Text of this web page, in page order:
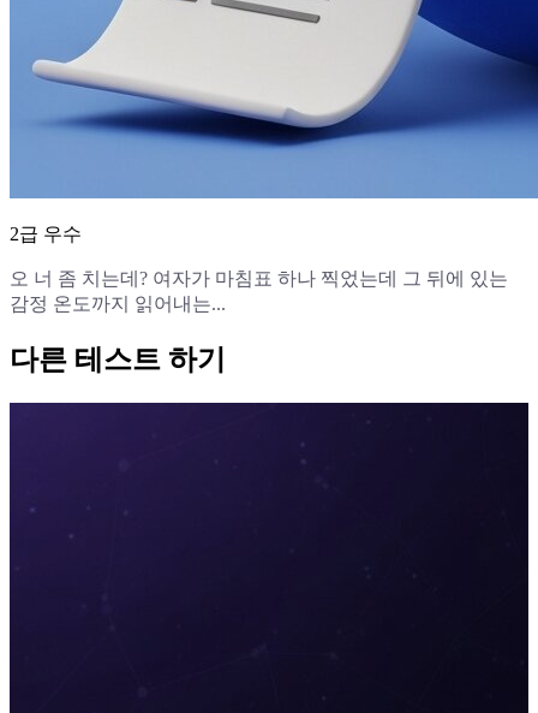
2급 우수
오 너 좀 치는데? 여자가 마침표 하나 찍었는데 그 뒤에 있는
감정 온도까지 읽어내는...
다른 테스트 하기